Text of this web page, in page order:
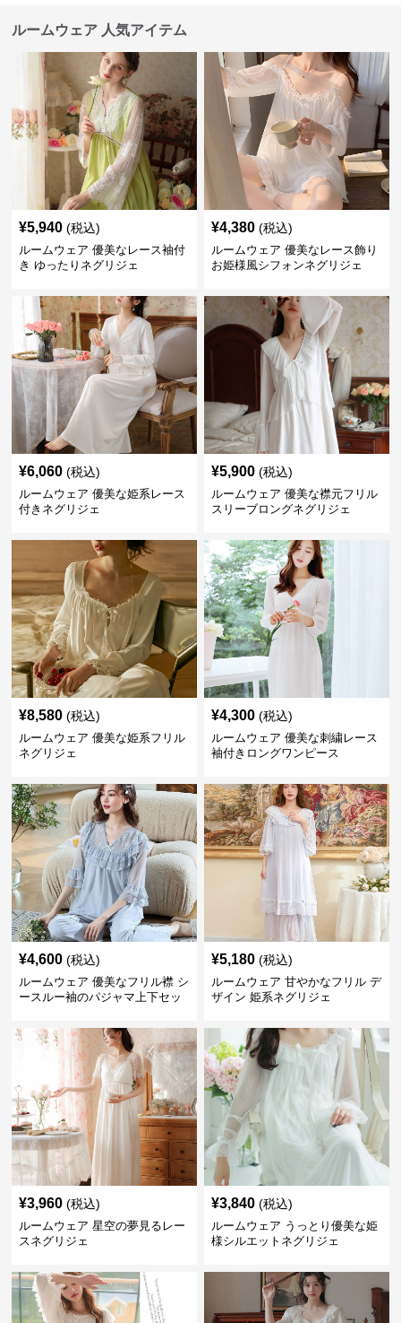
ルームウェア 人気アイテム
¥5,940 (税込)
ルームウェア 優美なレース袖付
き ゆったりネグリジェ
¥4,380 (税込)
ルームウェア 優美なレース飾り
お姫様風シフォンネグリジェ
¥6,060 (税込)
ルームウェア 優美な姫系レース
付きネグリジェ
¥5,900 (税込)
ルームウェア 優美な襟元フリル
スリーブロングネグリジェ
¥8,580 (税込)
ルームウェア 優美な姫系フリル
ネグリジェ
¥4,300 (税込)
ルームウェア 優美な刺繍レース
袖付きロングワンピース
¥4,600 (税込)
ルームウェア 優美なフリル襟 シ
ースルー袖のパジャマ上下セッ
¥5,180 (税込)
ルームウェア 甘やかなフリル デ
ザイン 姫系ネグリジェ
¥3,960 (税込)
ルームウェア 星空の夢見るレー
スネグリジェ
¥3,840 (税込)
ルームウェア うっとり優美な姫
様シルエットネグリジェ